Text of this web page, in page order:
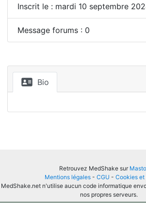
Inscrit le : mardi 10 septembre
Message forums : 0
Bio
Retrouvez MedShake sur
Mentions légales - CGU - Cookies
MedShake.net n'utilise aucun code informatique
nos propres serveurs.